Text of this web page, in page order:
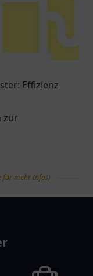
Effizienz
zur
für mehr Infos)